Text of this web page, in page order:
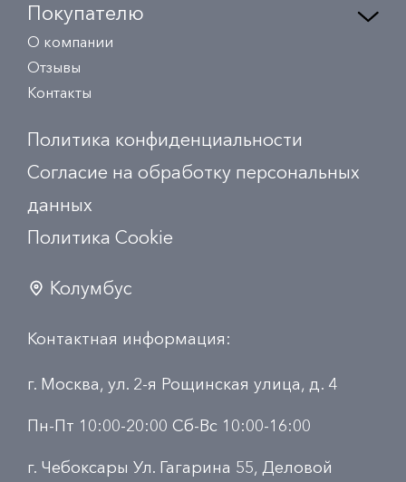
Покупателю
О компании
Отзывы
Контакты
Политика конфиденциальности
Согласие на обработку персональных
данных
Политика Сookie
Колумбус
Контактная информация:
г. Москва, ул. 2-я Рощинская улица, д. 4
Пн-Пт 10:00-20:00 Сб-Вс 10:00-16:00
г. Чебоксары Ул. Гагарина 55, Деловой